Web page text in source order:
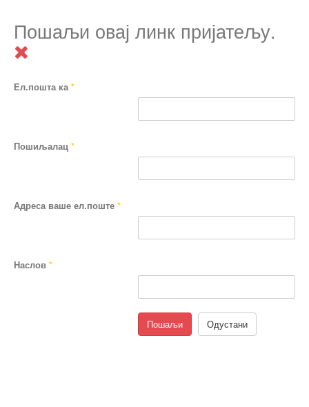
Пошаљи овај линк пријатељу.
Ел.пошта ка*
Пошиљалац *
Адреса ваше ел.поште *
Наслов *
Пошаљи Одустани